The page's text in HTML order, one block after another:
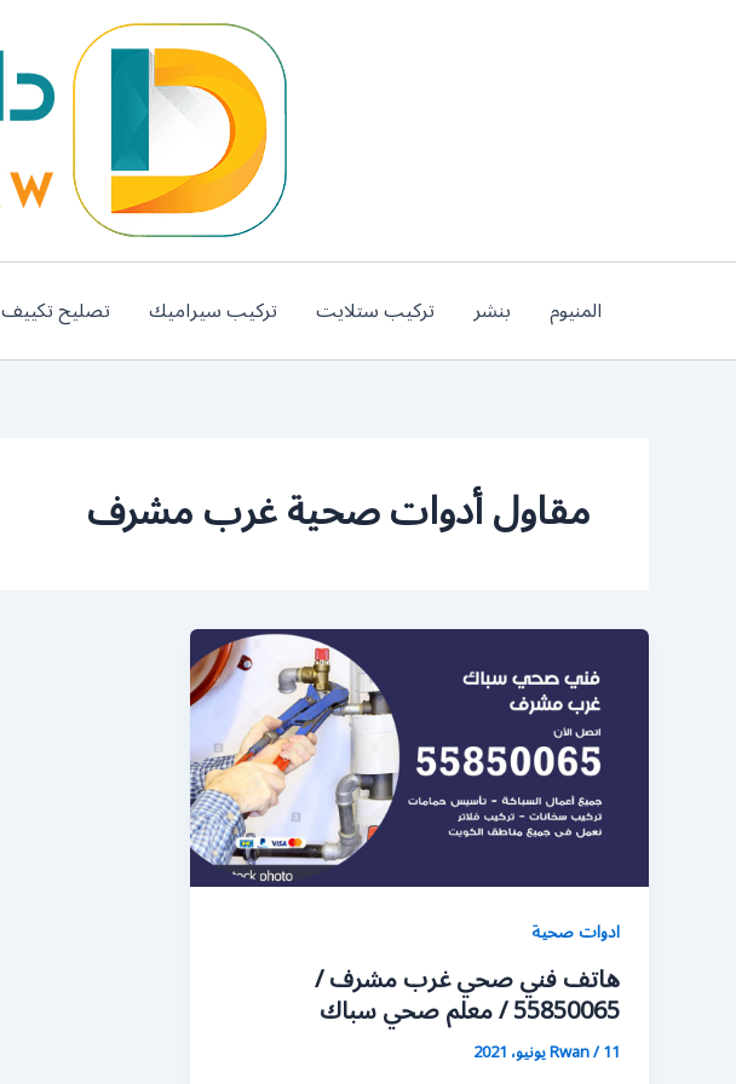
المنيوم بنشر تركيب ستلايت تركيب سيراميك تصليح تكييف
مقاول أدوات صحية غرب مشرف
ادوات صحية
هاتف فني صحي غرب مشرف /
55850065 / معلم صحي سباك
Rwan/11 يونيو، 2021